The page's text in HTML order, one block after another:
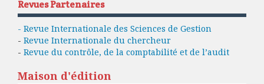
Revues Partenaires
- Revue Internationale des Sciences de Gestion
- Revue Internationale du chercheur
- Revue du contrôle, de la comptabilité et de l’audit
Maison d'édition